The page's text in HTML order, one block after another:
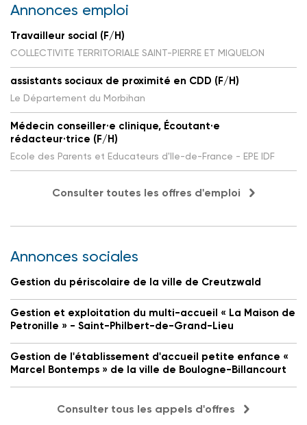
Annonces emploi
Travailleur social (F/H)
COLLECTIVITE TERRITORIALE SAINT-PIERRE ET MIQUELON
assistants sociaux de proximité en CDD (F/H)
Le Département du Morbihan
Médecin conseiller·e clinique, Écoutant·e
rédacteur·trice (F/H)
Ecole des Parents et Educateurs d'Ile-de-France - EPE IDF
Consulter toutes les offres d'emploi
Annonces sociales
Gestion du périscolaire de la ville de Creutzwald
Gestion et exploitation du multi-accueil « La Maison de
Petronille » - Saint-Philbert-de-Grand-Lieu
Gestion de l'établissement d'accueil petite enfance «
Marcel Bontemps » de la ville de Boulogne-Billancourt
Consulter tous les appels d'offres